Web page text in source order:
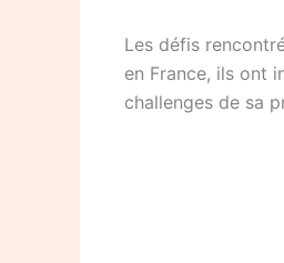
Les défis
en France, ils ont
challenges de sa